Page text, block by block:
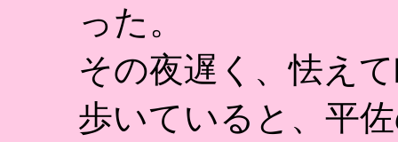
った。
その夜遅く、怯え
歩いていると、平